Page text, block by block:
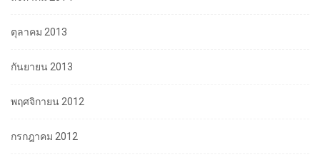
ตุลาคม 2013
กันยายน 2013
พฤศจิกายน 2012
กรกฎาคม 2012